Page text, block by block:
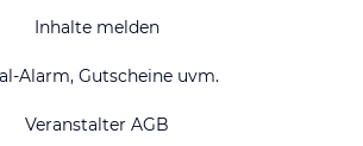
Inhalte melden
Alarm, Gutscheine uvm.
Veranstalter AGB